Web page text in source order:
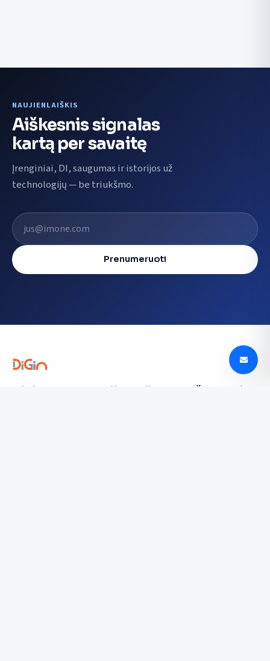
NAUJIENLAIŠKIS
Aiškesnis signalas
kartą per savaitę
Įrenginiai, DI, saugumas ir istorijos už
technologijų — be triukšmo.
El. pašto adresas
Prenumeruoti
Digin - Technologijų naujienos, apžvalgos ir